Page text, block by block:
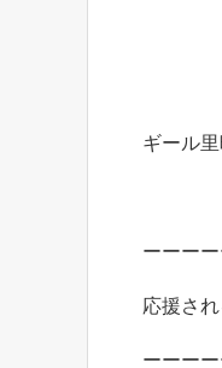
ギール里
ーーー
応援さ
ーーー